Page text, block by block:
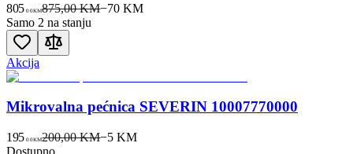
805 00KM875,00 KM−70 KM
Samo 2 na stanju
Akcija
Mikrovalna pećnica SEVERIN 10007770000
195 00KM200,00 KM−5 KM